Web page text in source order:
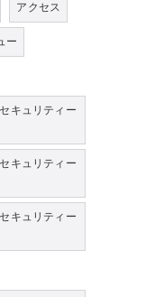
アクセス
ー
キュリティー
キュリティー
キュリティー